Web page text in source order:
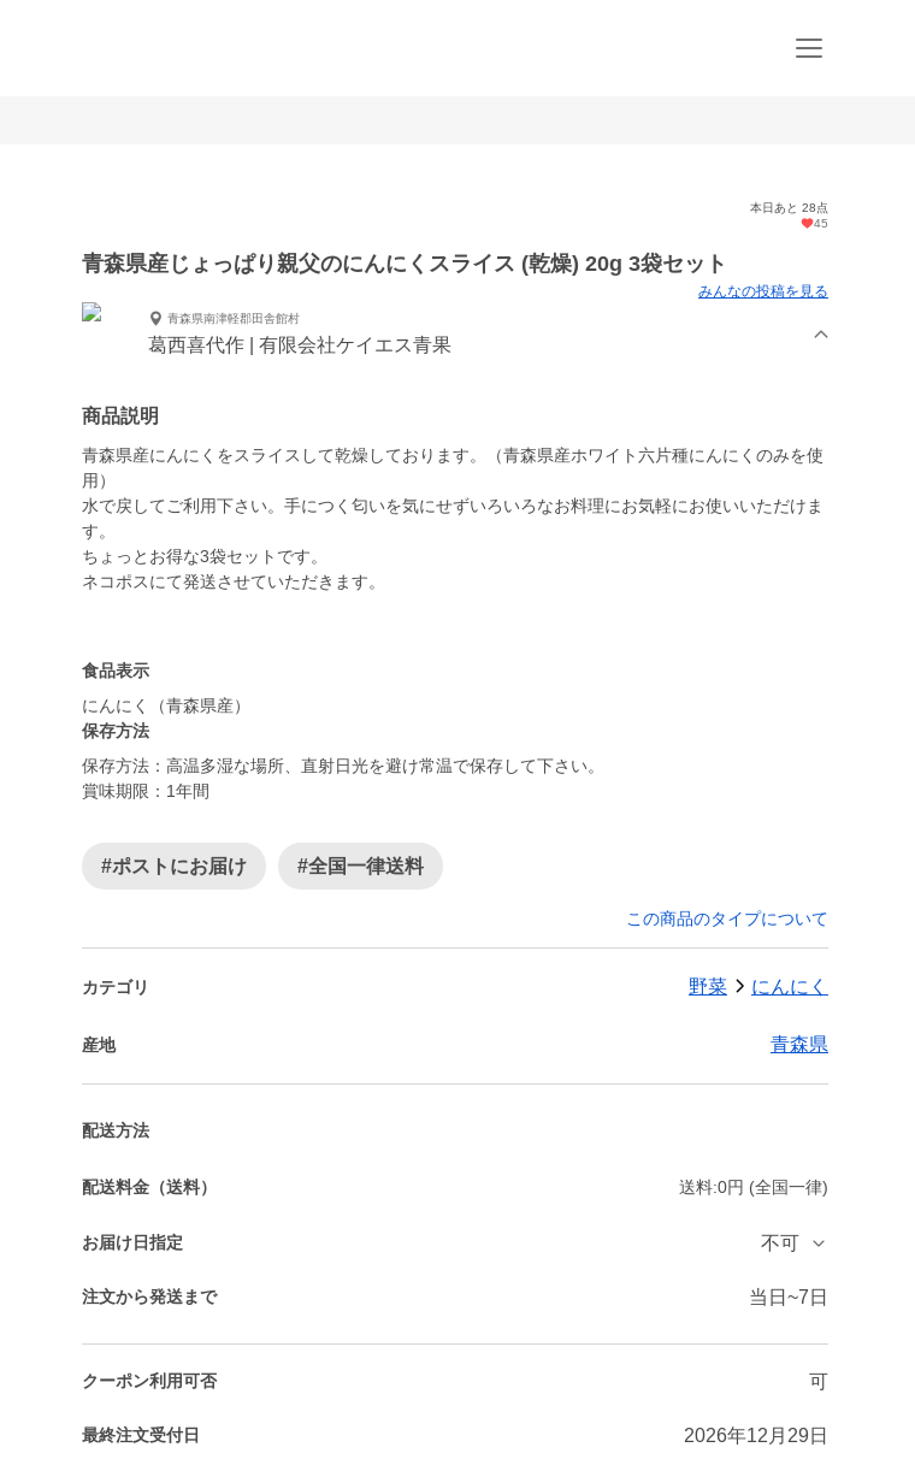
本日あと 28点
45
青森県産じょっぱり親父のにんにくスライス (乾燥) 20g 3袋セット
みんなの投稿を見る
青森県南津軽郡田舎館村
葛西喜代作 | 有限会社ケイエス青果
商品説明
青森県産にんにくをスライスして乾燥しております。（青森県産ホワイト六片種にんにくのみを使
用）
水で戻してご利用下さい。手につく匂いを気にせずいろいろなお料理にお気軽にお使いいただけま
す。
ちょっとお得な3袋セットです。
ネコポスにて発送させていただきます。
食品表示
にんにく（青森県産）
保存方法
保存方法：高温多湿な場所、直射日光を避け常温で保存して下さい。
賞味期限：1年間
#ポストにお届け #全国一律送料
この商品のタイプについて
カテゴリ 野菜 にんにく
産地 青森県
配送方法
配送料金（送料） 送料:0円 (全国一律)
お届け日指定 不可
注文から発送まで 当日~7日
クーポン利用可否 可
最終注文受付日 2026年12月29日